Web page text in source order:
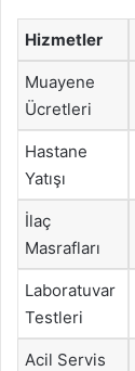
Hizmetler
Muayene
Ücretleri
Hastane
Yatışı
İlaç
Masrafları
Laboratuvar
Testleri
Acil Servis